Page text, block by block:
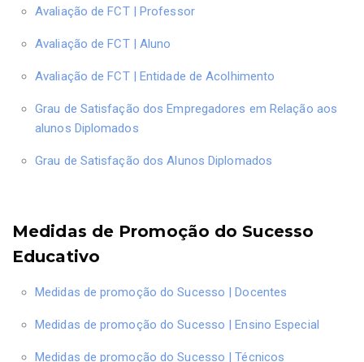
Avaliação de FCT | Professor
Avaliação de FCT | Aluno
Avaliação de FCT | Entidade de Acolhimento
Grau de Satisfação dos Empregadores em Relação aos
alunos Diplomados
Grau de Satisfação dos Alunos Diplomados
Medidas de Promoção do Sucesso
Educativo
Medidas de promoção do Sucesso | Docentes
Medidas de promoção do Sucesso | Ensino Especial
Medidas de promoção do Sucesso | Técnicos